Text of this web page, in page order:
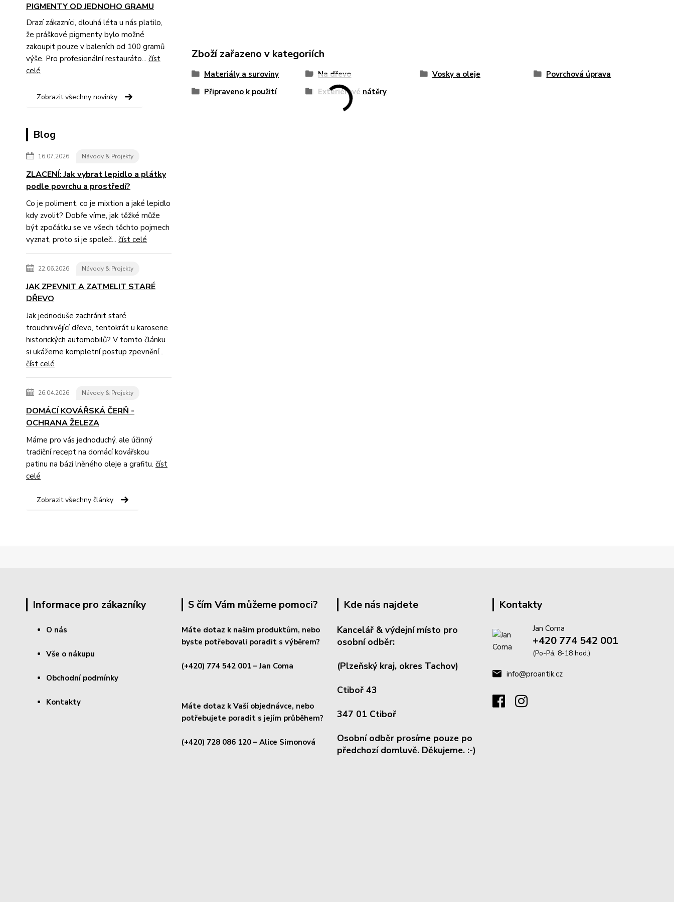
PIGMENTY OD JEDNOHO GRAMU
Drazí zákazníci, dlouhá léta u nás platilo,
že práškové pigmenty bylo možné
zakoupit pouze v baleních od 100 gramů
výše. Pro profesionální restauráto... číst
celé
Zobrazit všechny novinky
Blog
16.07.2026 Návody & Projekty
ZLACENÍ: Jak vybrat lepidlo a plátky
podle povrchu a prostředí?
Co je poliment, co je mixtion a jaké lepidlo
kdy zvolit? Dobře víme, jak těžké může
být zpočátku se ve všech těchto pojmech
vyznat, proto si je společ... číst celé
22.06.2026 Návody & Projekty
JAK ZPEVNIT A ZATMELIT STARÉ
DŘEVO
Jak jednoduše zachránit staré
trouchnivějící dřevo, tentokrát u karoserie
historických automobilů? V tomto článku
si ukážeme kompletní postup zpevnění...
číst celé
26.04.2026 Návody & Projekty
DOMÁCÍ KOVÁŘSKÁ ČERŇ -
OCHRANA ŽELEZA
Máme pro vás jednoduchý, ale účinný
tradiční recept na domácí kovářskou
patinu na bázi lněného oleje a grafitu. číst
celé
Zobrazit všechny články
Zboží zařazeno v kategoriích
Materiály a suroviny Na dřevo Vosky a oleje
Povrchová úprava
Připraveno k použití
Exteriérové nátěry
Informace pro zákazníky
O nás
Vše o nákupu
Obchodní podmínky
Kontakty
S čím Vám můžeme pomoci?
Máte dotaz k našim produktům, nebo
byste potřebovali poradit s výběrem?
(+420) 774 542 001 – Jan Coma
Máte dotaz k Vaší objednávce, nebo
potřebujete poradit s jejím průběhem?
(+420) 728 086 120 – Alice Simonová
Kde nás najdete
Kancelář & výdejní místo pro
osobní odběr:
(Plzeňský kraj, okres Tachov)
Ctiboř 43
347 01 Ctiboř
Osobní odběr prosíme pouze po
předchozí domluvě. Děkujeme. :-)
Kontakty
Jan Coma
+420 774 542 001
(Po-Pá, 8-18 hod.)
info@proantik.cz